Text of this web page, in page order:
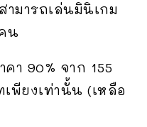
ามารถเล่นมินิเกม
น
า 90% จาก 155
พียงเท่านั้น (เหลือ